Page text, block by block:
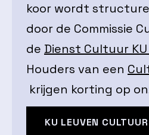
koor wordt
door de Commissie
de Dienst Cultuur
Houders van een
krijgen korting op
KU LEUVEN CULTUUR